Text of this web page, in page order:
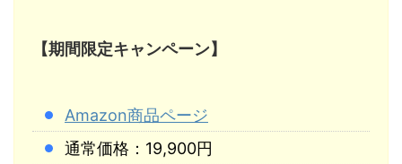
【期間限定キャンペーン】
Amazon商品ページ
通常価格：19,900円